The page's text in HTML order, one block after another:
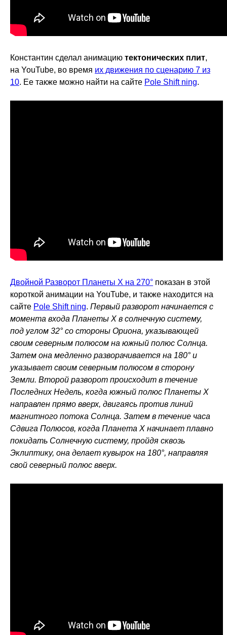
Константин сделал анимацию тектонических плит,
на YouTube, во время их движения по сценарию 7 из
10. Ее также можно найти на сайте Pole Shift ning.
Двойной Разворот Планеты X на 270° показан в этой
короткой анимации на YouTube, и также находится на
сайте Pole Shift ning. Первый разворот начинается с
момента входа Планеты X в солнечную систему,
под углом 32° со стороны Ориона, указывающей
своим северным полюсом на южный полюс Солнца.
Затем она медленно разворачивается на 180° и
указывает своим северным полюсом в сторону
Земли. Второй разворот происходит в течение
Последних Недель, когда южный полюс Планеты X
направлен прямо вверх, двигаясь против линий
магнитного потока Солнца. Затем в течение часа
Сдвига Полюсов, когда Планета X начинает плавно
покидать Солнечную систему, пройдя сквозь
Эклиптику, она делает кувырок на 180°, направляя
свой северный полюс вверх.